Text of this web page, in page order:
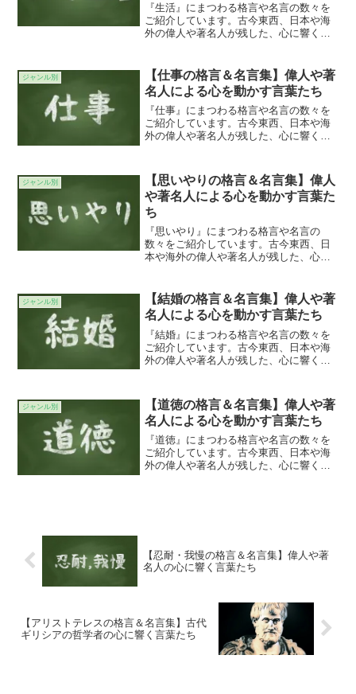
『生活』にまつわる格言や名言の数々を
ご紹介しています。古今東西、日本や海
外の偉人や著名人が残した、心に響く、
さぶるような素晴らしい言葉が見つかる
ことを願っています。世の...
ジャンル別
【仕事の格言＆名言集】偉人や著
名人による心を動かす言葉たち
『仕事』にまつわる格言や名言の数々を
ご紹介しています。古今東西、日本や海
外の偉人や著名人が残した、心に響く、
さぶるような素晴らしい言葉が見つかる
ことを願っています。不可...
ジャンル別
【思いやりの格言＆名言集】偉人
や著名人による心を動かす言葉た
ち
『思いやり』にまつわる格言や名言の
数々をご紹介しています。古今東西、日
本や海外の偉人や著名人が残した、心に
魂を揺さぶるような素晴らしい言葉が見
つかることを願っています。...
ジャンル別
【結婚の格言＆名言集】偉人や著
名人による心を動かす言葉たち
『結婚』にまつわる格言や名言の数々を
ご紹介しています。古今東西、日本や海
外の偉人や著名人が残した、心に響く、
さぶるような素晴らしい言葉が見つかる
ことを願っています。男は...
ジャンル別
【道徳の格言＆名言集】偉人や著
名人による心を動かす言葉たち
『道徳』にまつわる格言や名言の数々を
ご紹介しています。古今東西、日本や海
外の偉人や著名人が残した、心に響く、
【忍耐・我慢の格言＆名言集】偉人や著
名人の心に響く言葉たち
【アリストテレスの格言＆名言集】古代
ギリシアの哲学者の心に響く言葉たち